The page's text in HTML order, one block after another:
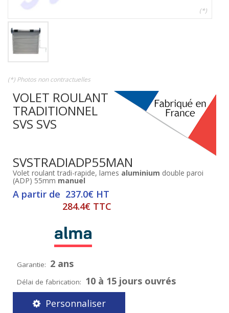
(*)
(*) Photos non contractuelles
VOLET ROULANT
TRADITIONNEL
SVS SVS
SVSTRADIADP55MAN
Volet roulant tradi-rapide, lames aluminium double paroi
(ADP) 55mm manuel
A partir de 237.0€ HT
284.4€ TTC
Garantie: 2 ans
Délai de fabrication: 10 à 15 jours ouvrés
Personnaliser